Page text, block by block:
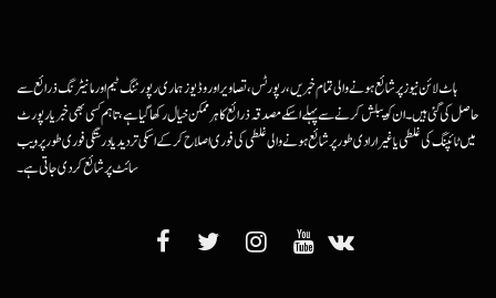
ہاٹ لائن نیوز پر شائع ہونے والی تمام خبریں، رپورٹس، تصاویر اور وڈیوز ہماری رپورٹنگ ٹیم اور مانیٹرنگ ذرائع سے
حاصل کی گئی ہیں۔ ان کو پبلش کرنے سے پہلے اسکے مصدقہ ذرائع کا ہرممکن خیال رکھا گیا ہے، تاہم کسی بھی خبر یا رپورٹ
میں ٹائپنگ کی غلطی یا غیرارادی طور پر شائع ہونے والی غلطی کی فوری اصلاح کرکے اسکی تردید یا درستگی فوری طور پر ویب
سائٹ پر شائع کردی جاتی ہے۔